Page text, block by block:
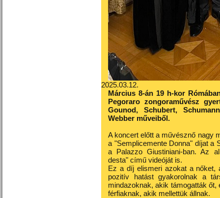
2025.03.12.
Március 8-án 19 h-kor
Pegoraro zongoraművész
Gounod, Schubert,
Webber műveiből.
A koncert előtt a művésznő nagy
a "Semplicemente Donna" díjat a
a Palazzo Giustiniani-ban. Az
desta" című videóját is.
Ez a díj elismeri azokat a nőket,
pozitív hatást gyakorolnak a
mindazoknak, akik támogatták
férfiaknak, akik mellettük állnak.